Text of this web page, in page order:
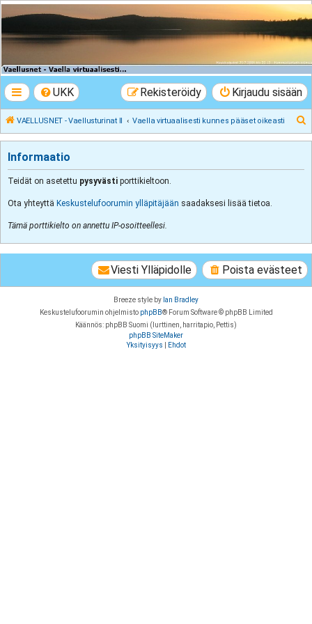
VAELLUSNET -
Vaellusturinat II
UKK Kirjaudu sisään
Rekisteröidy
VAELLUSNET - Vaellusturinat II Vaella virtuaalisesti kunnes pääset oikeasti
Informaatio
Teidät on asetettu pysyvästi porttikieltoon.
Ota yhteyttä Keskustelufoorumin ylläpitäjään saadaksesi lisää tietoa.
Tämä porttikielto on annettu IP-osoitteellesi.
Poista evästeet
Viesti Ylläpidolle
Breeze style by Ian Bradley
Keskustelufoorumin ohjelmisto phpBB® Forum Software © phpBB Limited
Käännös: phpBB Suomi (lurttinen, harritapio, Pettis)
phpBB SiteMaker
Yksityisyys
Ehdot